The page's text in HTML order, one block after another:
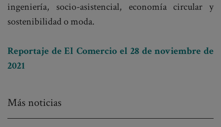
ingeniería, socio-asistencial, economía circular y
sostenibilidad o moda.
Reportaje de El Comercio el 28 de noviembre de
2021
Más noticias